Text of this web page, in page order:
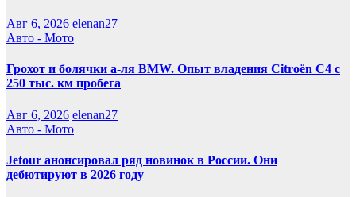
Авг 6, 2026 elenan27
Авто - Мото
Грохот и болячки а-ля BMW. Опыт владения Citroёn C4 с
250 тыс. км пробега
Авг 6, 2026 elenan27
Авто - Мото
Jetour анонсировал ряд новинок в России. Они
дебютируют в 2026 году